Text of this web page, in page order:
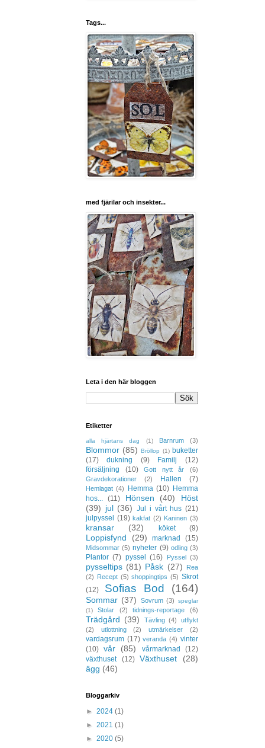
Tags...
med fjärilar och insekter...
Leta i den här bloggen
Etiketter
alla hjärtans dag (1) Barnrum (3)
Blommor (85) Bröllop (1) buketter
(17)
dukning (9) Familj
(12)
försäljning
(10) Gott nytt år
(6)
Gravdekorationer
(2) Hallen (7)
Hemlagat (4) Hemma (10) Hemma
hos...
(11) Hönsen (40)
Höst
(39) jul (36) Jul i vårt hus (21)
julpyssel
(19) kakfat (2) Kaninen (3)
kransar (32) köket (9)
Loppisfynd (29) marknad (15)
Midsommar (5) nyheter (9) odling (3)
Plantor (7) pyssel (16) Pyssel (3)
pysseltips (81) Påsk (27)
Rea
(2) Recept (5) shoppingtips (5) Skrot
(12)
Sofias Bod (164)
Sommar (37) Sovrum (3)
speglar
(1)
Stolar (2) tidnings-reportage (6)
Trädgård (39) Tävling (4)
utflykt
(2)
utlottning (2) utmärkelser (2)
vardagsrum (17) veranda (4) vinter
(10) vår (85) vårmarknad
(12)
växthuset
(12) Växthuset
(28)
ägg (46)
Bloggarkiv
► 2024 (1)
► 2021 (1)
► 2020 (5)